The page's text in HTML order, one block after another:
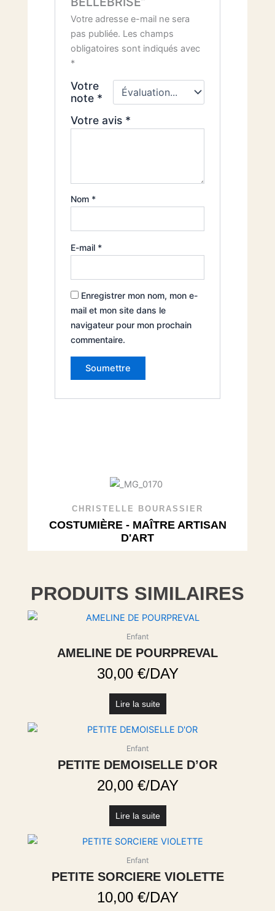
Votre adresse e-mail ne sera
pas publiée. Les champs
obligatoires sont indiqués avec
*
Votre
note *
Votre avis *
Nom *
E-mail *
Enregistrer mon nom, mon e-
mail et mon site dans le
navigateur pour mon prochain
commentaire.
CHRISTELLE BOURASSIER
COSTUMIÈRE - MAÎTRE ARTISAN
D'ART
PRODUITS SIMILAIRES
Enfant
AMELINE DE POURPREVAL
30,00 €/DAY
Lire la suite
Enfant
PETITE DEMOISELLE D’OR
20,00 €/DAY
Lire la suite
Enfant
PETITE SORCIERE VIOLETTE
10,00 €/DAY